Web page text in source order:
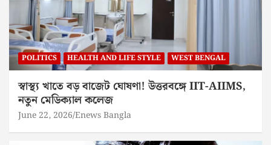
POLITICS HEALTH AND LIFE STYLE WEST BENGAL
স্বাস্থ্য খাতে বড় বাজেট ঘোষণা! উত্তরবঙ্গে IIT-AIIMS,
নতুন মেডিক্যাল কলেজ
June 22, 2026 Enews Bangla